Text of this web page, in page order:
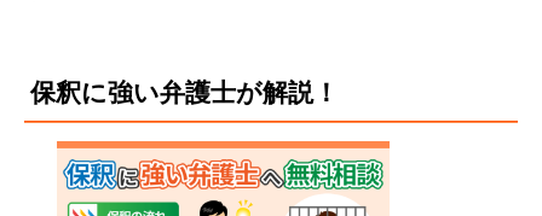
保釈に強い弁護士が解説！